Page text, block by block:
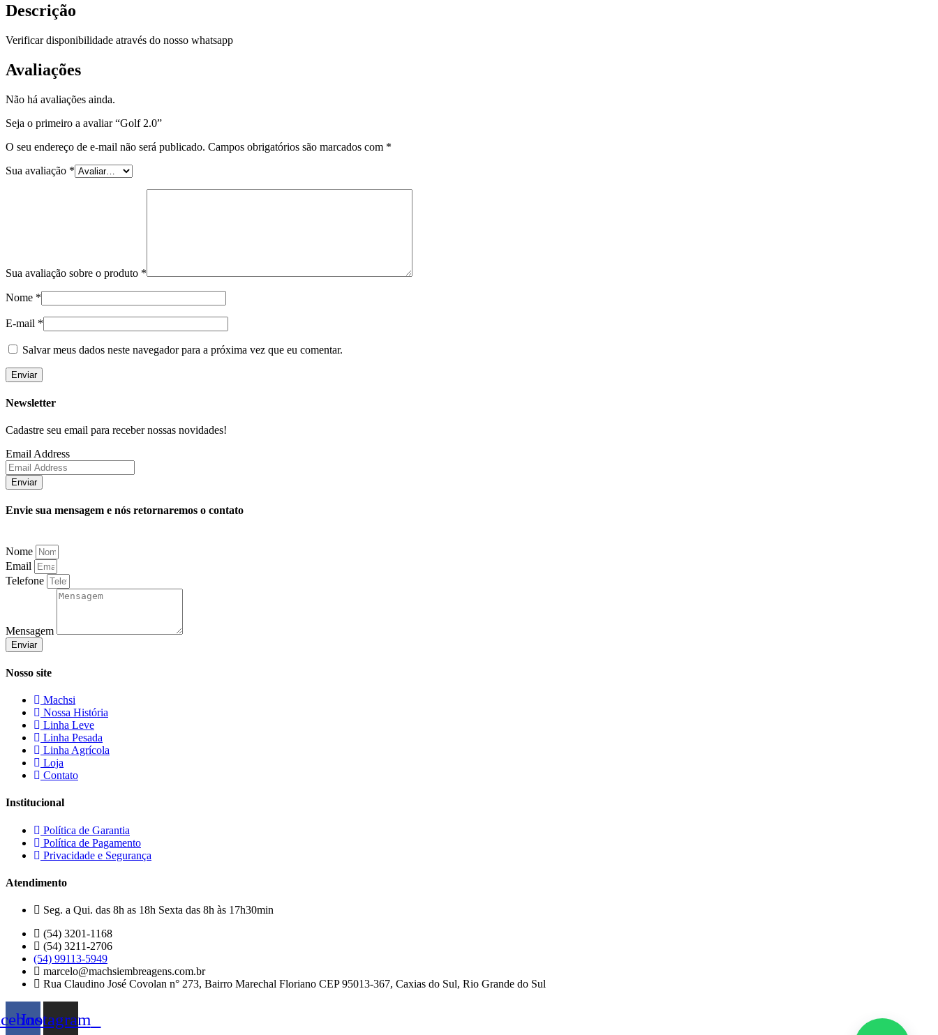
Descrição
Verificar disponibilidade através do nosso whatsapp
Avaliações
Não há avaliações ainda.
Seja o primeiro a avaliar “Golf 2.0”
O seu endereço de e-mail não será publicado. Campos obrigatórios são marcados com *
Sua avaliação *
Sua avaliação sobre o produto *
Nome *
E-mail *
Salvar meus dados neste navegador para a próxima vez que eu comentar.
Newsletter
Cadastre seu email para receber nossas novidades!
Email Address
Enviar
Envie sua mensagem e nós retornaremos o contato
Nome
Email
Telefone
Mensagem
Enviar
Nosso site
Machsi
Nossa História
Linha Leve
Linha Pesada
Linha Agrícola
Loja
Contato
Institucional
Política de Garantia
Política de Pagamento
Privacidade e Segurança
Atendimento
Seg. a Qui. das 8h as 18h Sexta das 8h às 17h30min
(54) 3201-1168
(54) 3211-2706
(54) 99113-5949
marcelo@machsiembreagens.com.br
Rua Claudino José Covolan n° 273, Bairro Marechal Floriano CEP 95013-367, Caxias do Sul, Rio Grande do Sul
Instagram